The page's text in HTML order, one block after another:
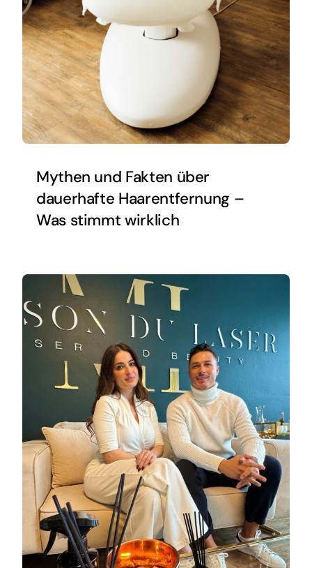
Mythen und Fakten über
dauerhafte Haarentfernung –
Was stimmt wirklich